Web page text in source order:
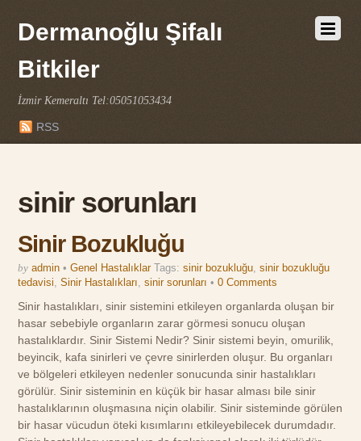
Dermanoğlu Şifalı
Bitkiler
İzmir Kemeraltı Tel:05051053434
RSS
sinir sorunları
Sinir Bozukluğu
by admin • Genel Hastalıklar Tags:sinir bozukluğu,sinir bozukluğu
tedavisi,Sinir Hastalıkları,sinir sorunları •0 Comments
Sinir hastalıkları, sinir sistemini etkileyen organlarda oluşan bir
hasar sebebiyle organların zarar görmesi sonucu oluşan
hastalıklardır. Sinir Sistemi Nedir? Sinir sistemi beyin, omurilik,
beyincik, kafa sinirleri ve çevre sinirlerden oluşur. Bu organları
ve bölgeleri etkileyen nedenler sonucunda sinir hastalıkları
görülür. Sinir sisteminin en küçük bir hasar alması bile sinir
hastalıklarının oluşmasına niçin olabilir. Sinir sisteminde görülen
bir hasar vücudun öteki kısımlarını etkileyebilecek durumdadır.